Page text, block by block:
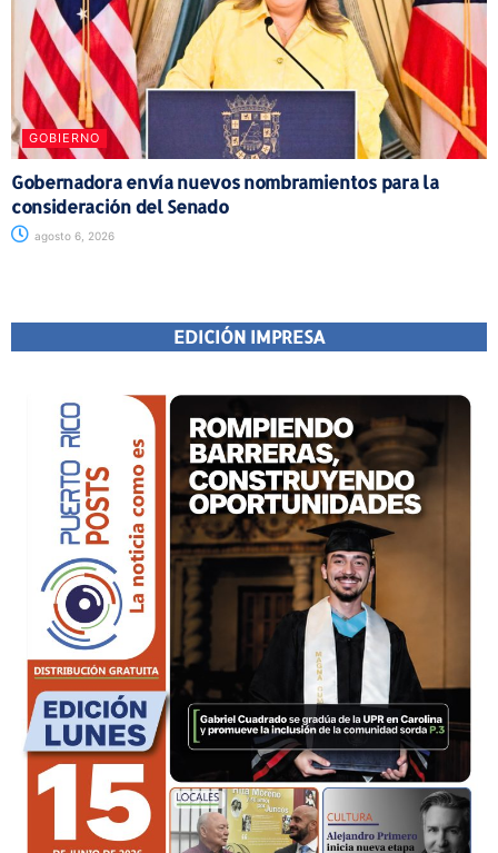
GOBIERNO
Gobernadora envía nuevos nombramientos para la
consideración del Senado
agosto 6, 2026
EDICIÓN IMPRESA